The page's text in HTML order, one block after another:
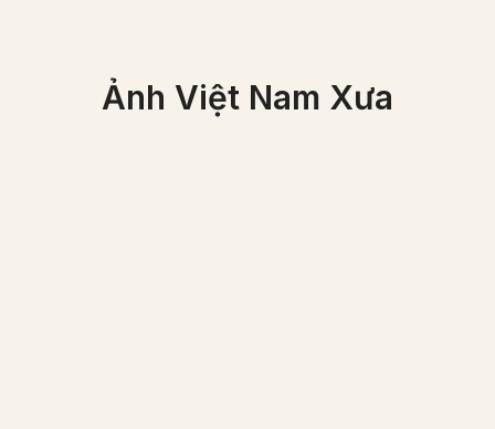
Ảnh Việt Nam Xưa